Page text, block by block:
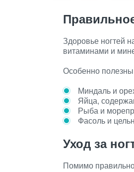
Здоровье ногтей
витаминами и
Особенно
Миндаль и
Яйца,
Рыба и
Фасоль и
Уход за
Помимо